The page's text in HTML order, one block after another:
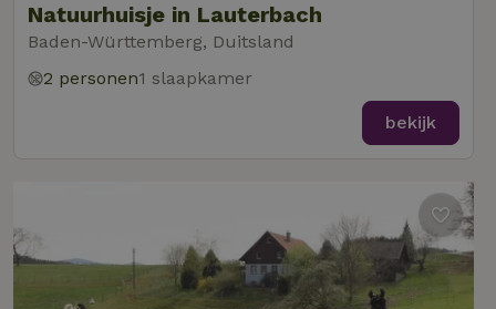
Natuurhuisje in Lauterbach
Baden-Württemberg, Duitsland
2 personen1 slaapkamer
bekijk